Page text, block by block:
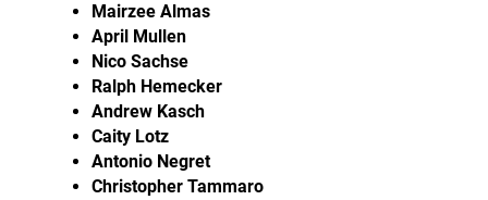
Mairzee Almas
April Mullen
Nico Sachse
Ralph Hemecker
Andrew Kasch
Caity Lotz
Antonio Negret
Christopher Tammaro